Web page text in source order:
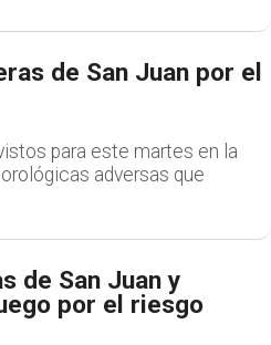
de San Juan por el
para este martes en la
adversas que
de San Juan y
por el riesgo